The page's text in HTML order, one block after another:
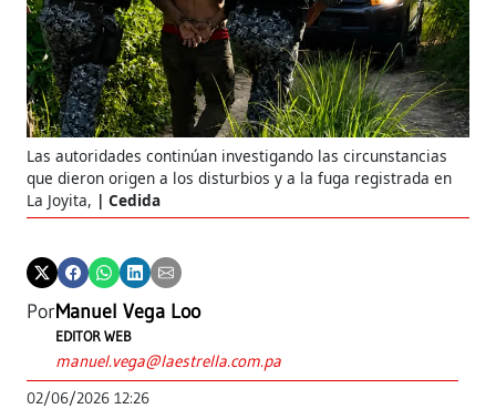
Las autoridades continúan investigando las circunstancias
que dieron origen a los disturbios y a la fuga registrada en
La Joyita,
Cedida
PorManuel Vega Loo
EDITOR WEB
manuel.vega@laestrella.com.pa
02/06/2026 12:26